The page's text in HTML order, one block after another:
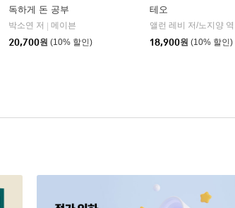
독하게 돈 공부
박소연 저
메이븐
20,700원 (10% 할인)
테오
앨런 레비 저/노지양 역
18,900원 (10% 할인)